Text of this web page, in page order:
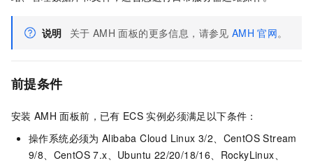
说明 关于 AMH 面板的更多信息，请参见 AMH 官网。
前提条件
安装 AMH 面板前，已有 ECS 实例必须满足以下条件：
操作系统必须为 Alibaba Cloud Linux 3/2、CentOS Stream
9/8、CentOS 7.x、Ubuntu 22/20/18/16、RockyLinux、